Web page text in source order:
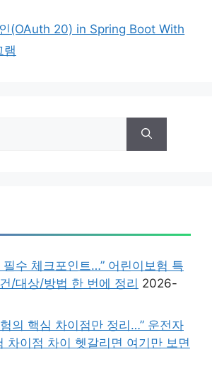
(OAuth 20) in Spring Boot With
램
필수 체크포인트…” 어린이보험 특
/대상/방법 한 번에 정리 2026-
의 핵심 차이점만 정리…” 운전자
차이점 차이 헷갈리면 여기만 보면